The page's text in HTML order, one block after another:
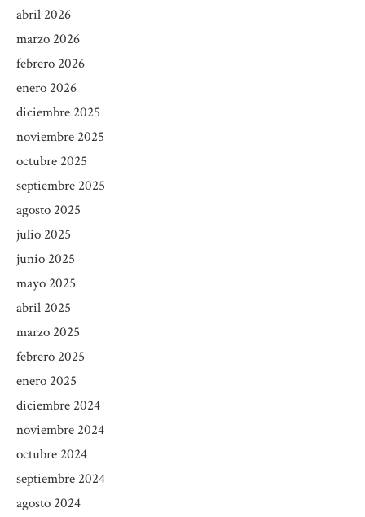
abril 2026
marzo 2026
febrero 2026
enero 2026
diciembre 2025
noviembre 2025
octubre 2025
septiembre 2025
agosto 2025
julio 2025
junio 2025
mayo 2025
abril 2025
marzo 2025
febrero 2025
enero 2025
diciembre 2024
noviembre 2024
octubre 2024
septiembre 2024
agosto 2024